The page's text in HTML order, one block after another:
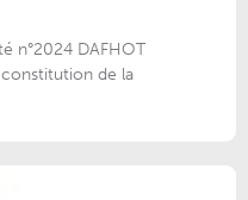
n°2024 DAFHOT
de la